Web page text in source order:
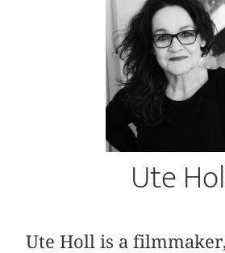
Ute
Ute Holl is a